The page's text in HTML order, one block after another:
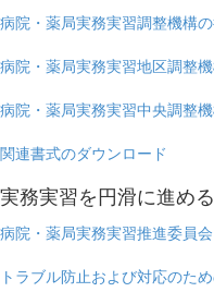
病院・薬局実務実習調整機構
病院・薬局実務実習地区調整
病院・薬局実務実習中央調整
関連書式のダウンロード
実務実習を円滑に進め
病院・薬局実務実習推進委員会
トラブル防止および対応のた